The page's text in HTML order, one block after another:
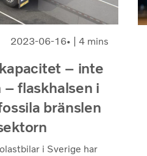
2023-06-16 | 4 mins
– inte
flaskhalsen i
bränslen
i Sverige har